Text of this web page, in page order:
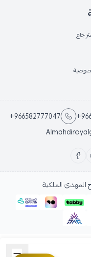
+966582777047
المهدي الملكية